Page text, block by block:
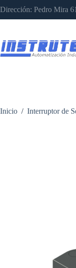
al
contenido
Dirección: Pedro Mira
Inicio / Interruptor de